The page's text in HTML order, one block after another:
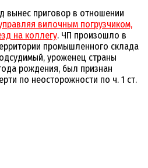
вынес приговор в отношении
вилочным погрузчиком,
на коллегу. ЧП произошло в
промышленного склада
уроженец страны
рождения, был признан
по неосторожности по ч. 1 ст.